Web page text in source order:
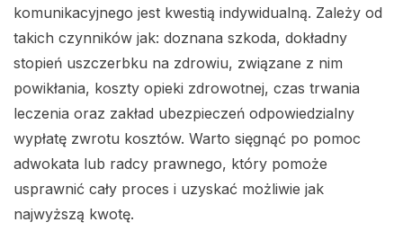
komunikacyjnego jest kwestią indywidualną. Zależy od
takich czynników jak: doznana szkoda, dokładny
stopień uszczerbku na zdrowiu, związane z nim
powikłania, koszty opieki zdrowotnej, czas trwania
leczenia oraz zakład ubezpieczeń odpowiedzialny
wypłatę zwrotu kosztów. Warto sięgnąć po pomoc
adwokata lub radcy prawnego, który pomoże
usprawnić cały proces i uzyskać możliwie jak
najwyższą kwotę.